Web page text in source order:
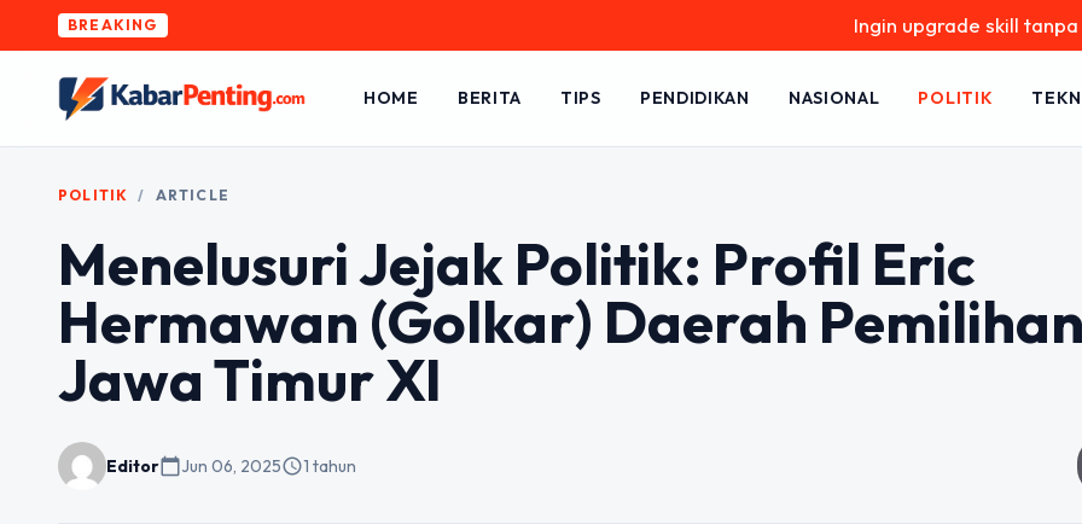
BREAKING Ingin upgrade skill tanpa ribet?
HOME BERITA TIPS PENDIDIKAN NASIONAL POLITIK
POLITIK / ARTICLE
Menelusuri Jejak Politik: Profil Eric
Hermawan (Golkar) Daerah Pemilihan
Jawa Timur XI
Editorcalendar_todayJun 06, 2025schedule1 tahun